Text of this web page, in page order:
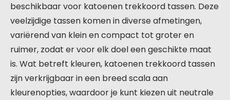
beschikbaar voor katoenen trekkoord tassen. Deze
veelzijdige tassen komen in diverse afmetingen,
variërend van klein en compact tot groter en
ruimer, zodat er voor elk doel een geschikte maat
is. Wat betreft kleuren, katoenen trekkoord tassen
zijn verkrijgbaar in een breed scala aan
kleurenopties, waardoor je kunt kiezen uit neutrale